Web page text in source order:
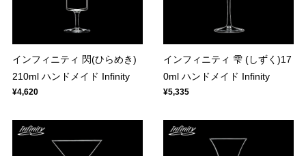
インフィニティ 閃(ひらめき)
210ml ハンドメイド Infinity
¥4,620
インフィニティ 雫 (しずく)17
0ml ハンドメイド Infinity
¥5,335